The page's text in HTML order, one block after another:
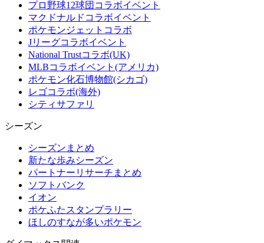
プロ野球12球団コラボイベント
マクドナルドコラボイベント
ポケモンジェットコラボ
Jリーグコラボイベント
National Trustコラボ(UK)
MLBコラボイベント(アメリカ)
ポケモン化石博物館(シカゴ)
レゴコラボ(海外)
シティサファリ
シーズン
シーズンまとめ
新たな歩みシーズン
パートナーリサーチまとめ
ソフトバンク
イオン
ポケふたスタンプラリー
ほしのすなが多いポケモン